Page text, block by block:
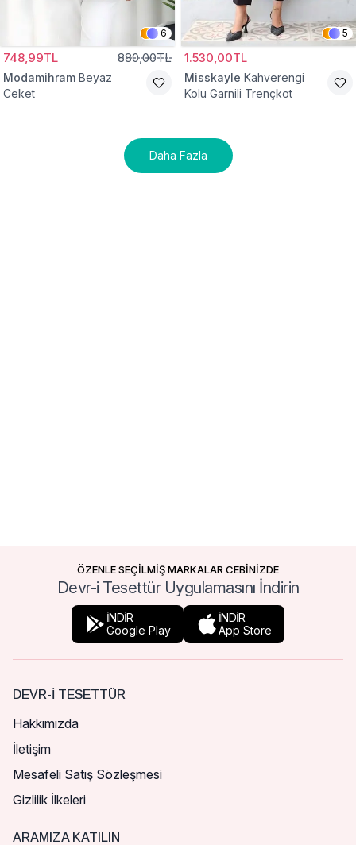
6
748,99TL 880,00TL
Modamihram Beyaz
Ceket
5
1.530,00TL
Misskayle Kahverengi
Kolu Garnili Trençkot
Daha Fazla
ÖZENLE SEÇİLMİŞ MARKALAR CEBİNİZDE
Devr-i Tesettür Uygulamasını İndirin
İNDİR
Google Play
İNDİR
App Store
DEVR-I TESETTÜR
Hakkımızda
İletişim
Mesafeli Satış Sözleşmesi
Gizlilik İlkeleri
ARAMIZA KATILIN